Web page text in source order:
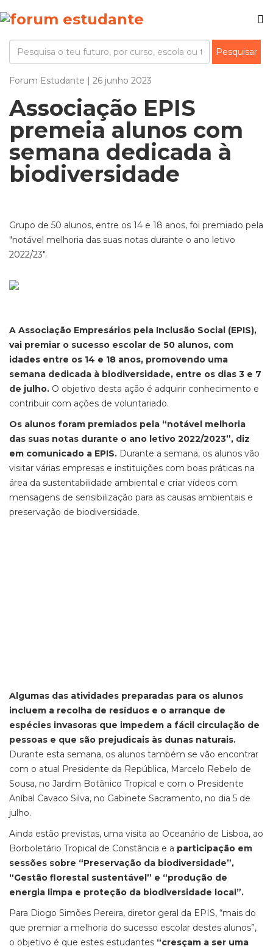
Forum Estudante | 26 junho 2023
Associação EPIS
premeia alunos com
semana dedicada à
biodiversidade
Grupo de 50 alunos, entre os 14 e 18 anos, foi premiado pela
"notável melhoria das suas notas durante o ano letivo
2022/23".
A Associação Empresários pela Inclusão Social (EPIS),
vai premiar o sucesso escolar de 50 alunos, com
idades entre os 14 e 18 anos, promovendo uma
semana dedicada à biodiversidade, entre os dias 3 e 7
de julho. O objetivo desta ação é adquirir conhecimento e
contribuir com ações de voluntariado.
Os alunos foram premiados pela “notável melhoria
das suas notas durante o ano letivo 2022/2023”, diz
em comunicado a EPIS. Durante a semana, os alunos vão
visitar várias empresas e instituições com boas práticas na
área da sustentabilidade ambiental e criar vídeos com
mensagens de sensibilização para as causas ambientais e
preservação de biodiversidade.
Algumas das atividades preparadas para os alunos
incluem a recolha de resíduos e o arranque de
espécies invasoras que impedem a fácil circulação de
pessoas e que são prejudicais às dunas naturais.
Durante esta semana, os alunos também se vão encontrar
com o atual Presidente da República, Marcelo Rebelo de
Sousa, no Jardim Botânico Tropical e com o Presidente
Aníbal Cavaco Silva, no Gabinete Sacramento, no dia 5 de
julho.
Ainda estão previstas, uma visita ao Oceanário de Lisboa, ao
Borboletário Tropical de Constância e a participação em
sessões sobre “Preservação da biodiversidade”,
“Gestão florestal sustentável” e “produção de
energia limpa e proteção da biodiversidade local”.
Para Diogo Simões Pereira, diretor geral da EPIS, “mais do
que premiar a melhoria do sucesso escolar destes alunos”,
o objetivo é que estes estudantes “cresçam a ser uma